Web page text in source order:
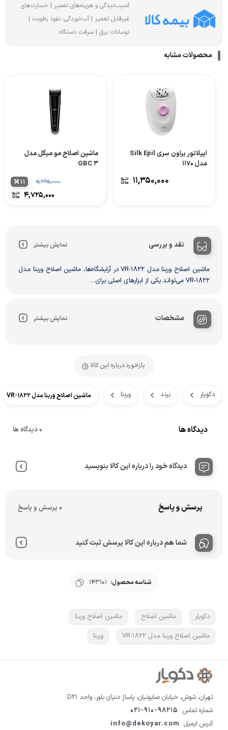
آسیب‌دیدگی و هزینه‌های تعمیر | خسارت‌های
غیرقابل تعمیر | آب‌خوردگی، نفوذ رطوبت |
نوسانات برق | سرقت دستگاه
محصولات مشابه
اپیلاتور براون سری Silk Epil
مدل 1170
۱۱,۳۵۰,۰۰۰
ماشین اصلاح مو میگل مدل
GBC 3
۵,۲۶۵,۰۰۰
۴,۷۲۵,۰۰۰
۱۱
نقد و بررسی نمایش بیشتر
ماشین اصلاح وربنا مدل VR-1822 در آرایشگاه‌ها، ماشین اصلاح وربنا مدل
VR-1822 می‌تواند یکی از ابزارهای اصلی برای...
مشخصات نمایش بیشتر
بازخورد درباره این کالا
دکویار برند وربنا ماشین اصلاح وربنا مدل VR-1822
دیدگاه ها 0 دیدگاه ها
دیدگاه خود را درباره این کالا بنویسید
پرسش و پاسخ 0 پرسش و پاسخ
شما هم درباره این کالا پرسش ثبت کنید
شناسه محصول: 143101
دکویار ماشین اصلاح
ماشین اصلاح وربنا
ماشین اصلاح وربنا مدل VR-1822
وربنا
تهران، شوش، خیابان صابونیان، پاساژ دنیای بلور، واحد D21
شماره تماس 021-910-98215
آدرس ایمیل info@dekoyar.com